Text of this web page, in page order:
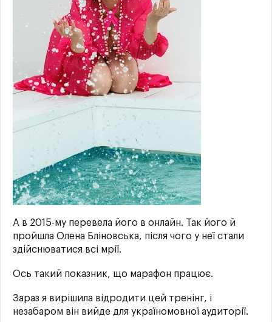
А в 2015-му перевела його в онлайн. Так його й
пройшла Олена Бліновська, після чого у неї стали
здійснюватися всі мрії.
Ось такий показник, що марафон працює.
Зараз я вирішила відродити цей тренінг, і
незабаром він вийде для україномовної аудиторії.